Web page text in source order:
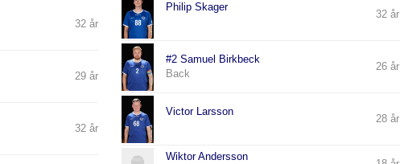
32 år
29 år
32 år
Philip Skager
32 år
#2 Samuel Birkbeck
Back
26 år
Victor Larsson
28 år
Wiktor Andersson